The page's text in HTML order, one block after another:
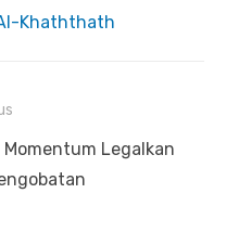
Khaththath
Legalkan